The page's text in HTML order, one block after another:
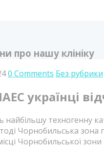
про нашу клініку
0 Comments Без рубрики
українці
техногенну
Чорнобильська зона
Чорнобильської зони